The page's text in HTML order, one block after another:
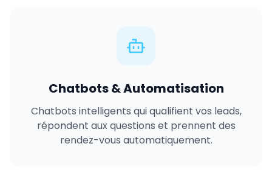
Chatbots & Automatisation
Chatbots intelligents qui qualifient vos leads,
répondent aux questions et prennent des
rendez-vous automatiquement.